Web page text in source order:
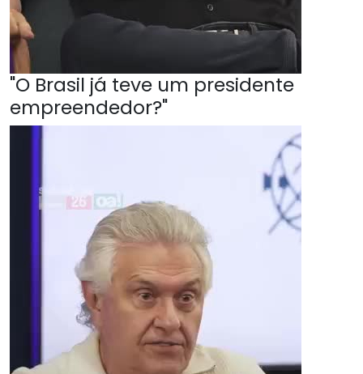
"O Brasil já teve um presidente
empreendedor?"